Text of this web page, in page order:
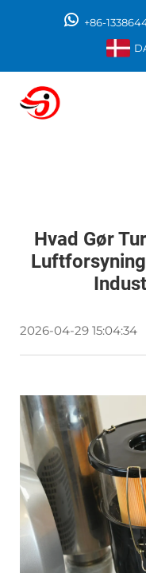
+86-
Hvad Gør
2026-04-29 15:04:34